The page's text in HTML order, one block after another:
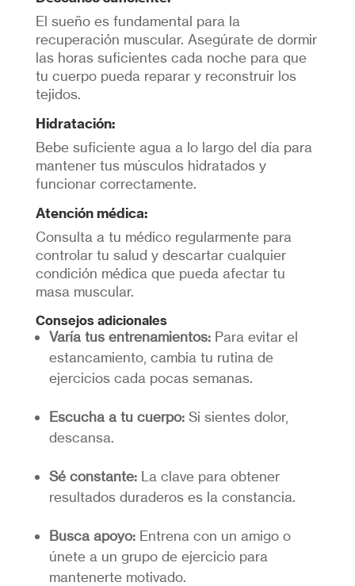
El sueño es fundamental para la
recuperación muscular. Asegúrate de dormir
las horas suficientes cada noche para que
tu cuerpo pueda reparar y reconstruir los
tejidos.
Hidratación:
Bebe suficiente agua a lo largo del día para
mantener tus músculos hidratados y
funcionar correctamente.
Atención médica:
Consulta a tu médico regularmente para
controlar tu salud y descartar cualquier
condición médica que pueda afectar tu
masa muscular.
Consejos adicionales
Varía tus entrenamientos:Para evitar el
estancamiento, cambia tu rutina de
ejercicios cada pocas semanas.
Escucha a tu cuerpo:Si sientes dolor,
descansa.
Sé constante:La clave para obtener
resultados duraderos es la constancia.
Busca apoyo:Entrena con un amigo o
únete a un grupo de ejercicio para
mantenerte motivado.